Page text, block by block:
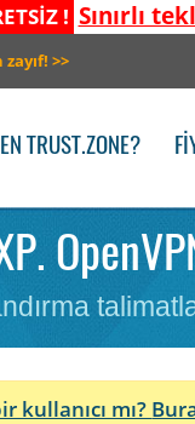
! Sınırlı
>>
TRUST.ZONE?
kullanıcı mı?